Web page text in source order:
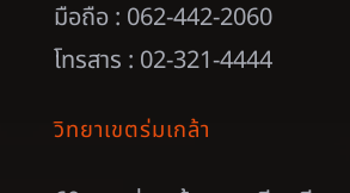
มือถือ : 062-442-2060
โทรสาร : 02-321-4444
วิทยาเขตร่มเกล้า